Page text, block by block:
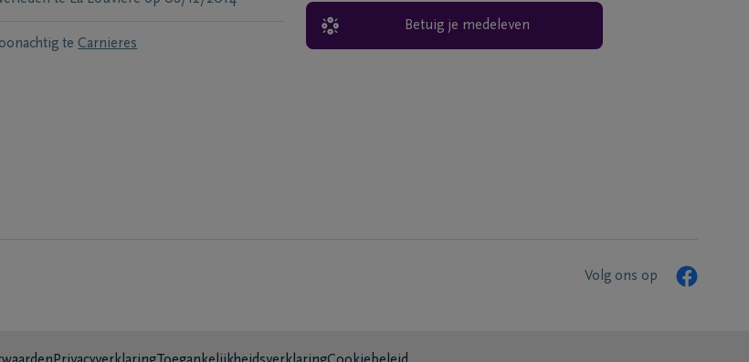
te Carnieres
Betuig je medeleven
Volg ons op